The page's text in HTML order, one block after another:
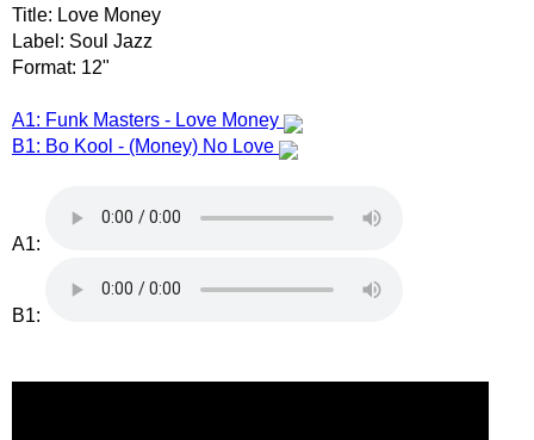
Title: Love Money
Label: Soul Jazz
Format: 12"
A1: Funk Masters - Love Money
B1: Bo Kool - (Money) No Love
A1:
B1: